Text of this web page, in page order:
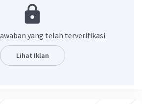
Iklan
yang telah terverifikasi
Lihat Iklan